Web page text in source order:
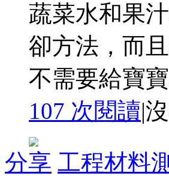
蔬菜水和果
卻方法，而
不需要給寶
107 次閱讀|
分享 工程材料